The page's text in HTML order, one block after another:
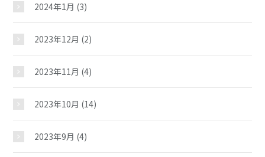
施設紹介
ギャラリー
教室紹介
2024年1月 (3)
2023年12月 (2)
2023年11月 (4)
2023年10月 (14)
2023年9月 (4)